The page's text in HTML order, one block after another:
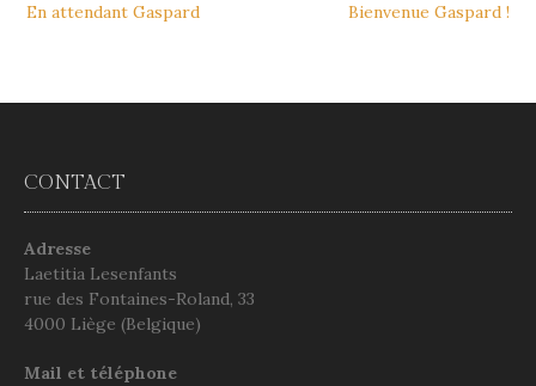
de
Bienvenue Gaspard !
En attendant Gaspard
CONTACT
Adresse
Laetitia Lesenfants
rue des Fontaines-Roland, 33
4000 Liège (Belgique)
Mail et téléphone